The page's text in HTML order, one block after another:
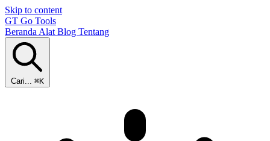
Skip to content
GT Go Tools
Beranda Alat Blog Tentang
Cari... ⌘K